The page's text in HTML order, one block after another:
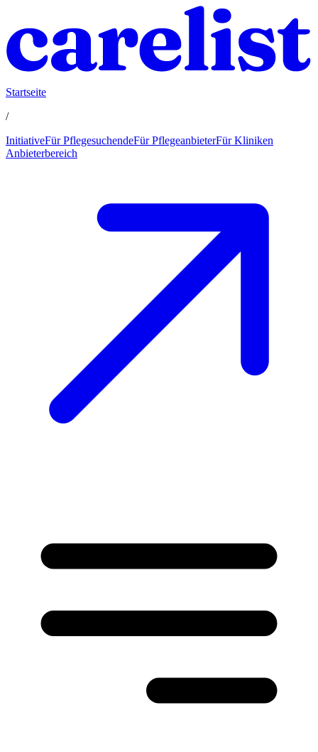
Startseite
/
InitiativeFür PflegesuchendeFür PflegeanbieterFür Kliniken
Anbieterbereich